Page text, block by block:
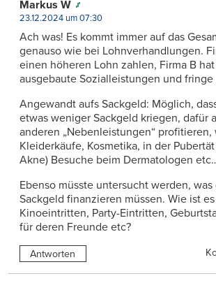
Markus W
23.12.2024 um 07:30
Ach was! Es kommt immer auf das
genauso wie bei Lohnverhandlungen.
einen höheren Lohn zahlen, Firma B
ausgebaute Sozialleistungen und
Angewandt aufs Sackgeld: Möglich,
etwas weniger Sackgeld kriegen, dafür
anderen „Nebenleistungen“
Kleiderkäufe, Kosmetika, in der
Akne) Besuche beim Dermatologen
Ebenso müsste untersucht werden,
Sackgeld finanzieren müssen. Wie ist
Kinoeintritten, Party-Eintritten,
für deren Freunde etc?
Antworten